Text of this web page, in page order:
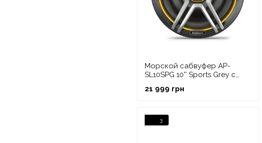
Морской сабвуфер AP-
SL10SPG 10'' Sports Grey с
21 999 грн
3